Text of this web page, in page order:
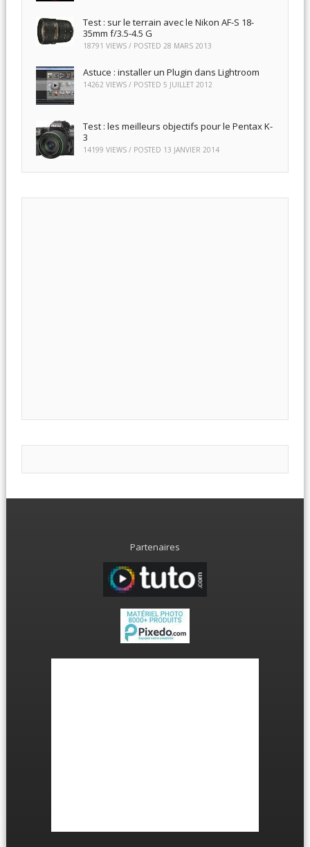
Test : sur le terrain avec le Nikon AF-S 18-
35mm f/3.5-4.5 G
18791 VIEWS / POSTED 28 MARS 2013
Astuce : installer un Plugin dans Lightroom
14262 VIEWS / POSTED 5 JUILLET 2012
Test : les meilleurs objectifs pour le Pentax K-
3
14199 VIEWS / POSTED 13 JANVIER 2014
Partenaires